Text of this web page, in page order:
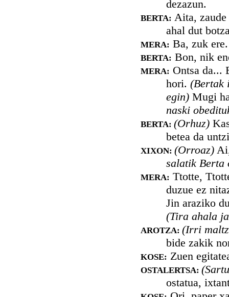
dezazun.
BERTA: Aita,
ahal dut
MERA: Ba, zuk
BERTA: Bon, nik
MERA: Ontsa da...
hori. (Bertak
egin) Mugi
naski
BERTA: (Orhuz)
betea da
XIXON: (Orroaz)
salatik Berta
MERA: Ttotte,
duzue ez
Jin araziko
(Tira ahala
AROTZA: (Irri
bide zakik
KOSE: Zuen
OSTALERTSA:
ostatua,